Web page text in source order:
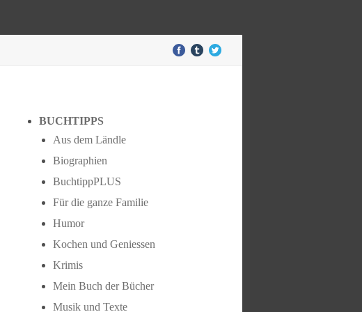
BUCHTIPPS
Aus dem Ländle
Biographien
BuchtippPLUS
Für die ganze Familie
Humor
Kochen und Geniessen
Krimis
Mein Buch der Bücher
Musik und Texte